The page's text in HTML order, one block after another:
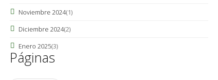
Noviembre 2024(1)
Diciembre 2024(2)
Enero 2025(3)
Páginas